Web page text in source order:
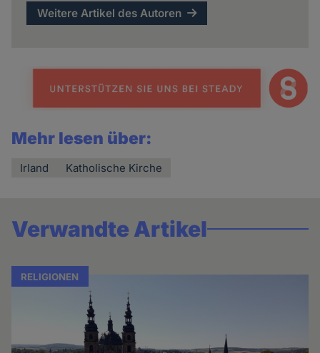
Weitere Artikel des Autoren
Mehr lesen über:
Irland Katholische Kirche
Verwandte Artikel
RELIGIONEN